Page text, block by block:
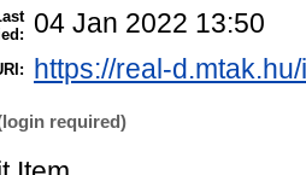
04 Jan 2022 13:50
https://real-
required)